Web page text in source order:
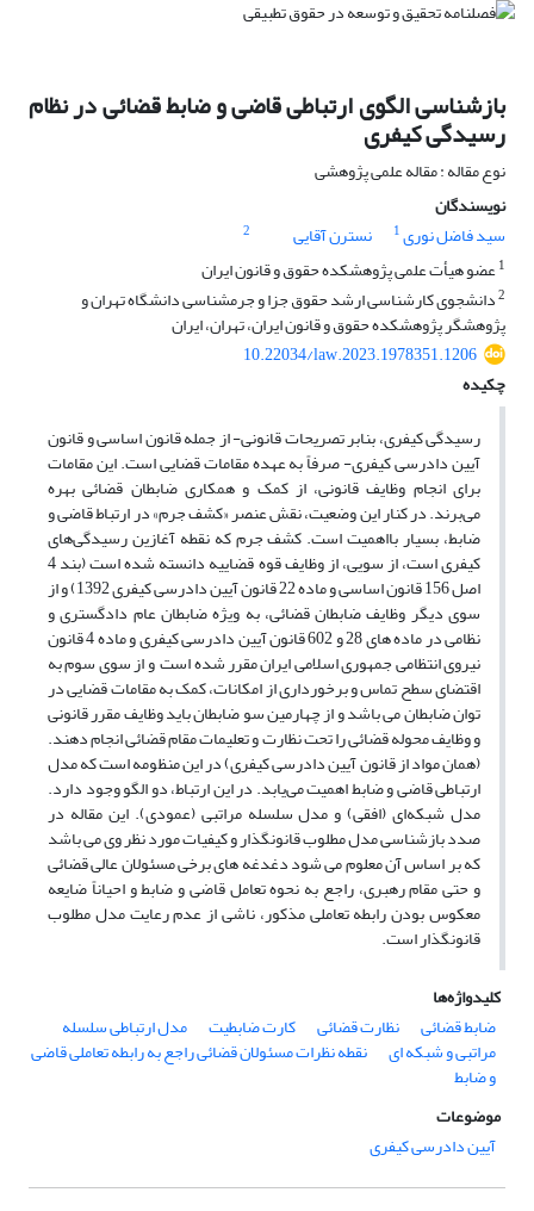
بازشناسی الگوی ارتباطی قاضی و ضابط قضائی در نظام
رسیدگی کیفری
نوع مقاله : مقاله علمی پژوهشی
نویسندگان
سید فاضل نوری1 نسترن آقایی
2
1عضو هیأت علمی پژوهشکده حقوق و قانون ایران
2دانشجوی کارشناسی ارشد حقوق جزا و جرمشناسی دانشگاه تهران و
پژوهشگر پژوهشکده حقوق و قانون ایران، تهران، ایران
10.22034/law.2023.1978351.1206
چکیده
رسیدگی کیفری، بنابر تصریحات قانونی- از جمله قانون اساسی و قانون
آیین دادرسی کیفری- صرفاً به عهده مقامات قضایی است. این مقامات
برای انجام وظایف قانونی، از کمک و همکاری ضابطان قضائی بهره
می‌برند. در کنار این وضعیت، نقش عنصر «کشف جرم» در ارتباط قاضی و
ضابط، بسیار بااهمیت است. کشف جرم که نقطه آغازین رسیدگی‌های
کیفری است، از سویی، از وظایف قوه قضاییه دانسته شده است (بند 4
اصل 156 قانون اساسی و ماده 22 قانون آیین دادرسی کیفری 1392) و از
سوی دیگر وظایف ضابطان قضائی، به ویژه ضابطان عام دادگستری و
نظامی در ماده های 28 و 602 قانون آیین دادرسی کیفری و ماده 4 قانون
نیروی انتظامی جمهوری اسلامی ایران مقرر شده است و از سوی سوم به
اقتضای سطح تماس و برخورداری از امکانات، کمک به مقامات قضایی در
توان ضابطان می باشد و از چهارمین سو ضابطان باید وظایف مقرر قانونی
و وظایف محوله قضائی را تحت نظارت و تعلیمات مقام قضائی انجام دهند.
(همان مواد از قانون آیین دادرسی کیفری) در این منظومه است که مدل
ارتباطی قاضی و ضابط اهمیت می‌یابد. در این ارتباط، دو الگو وجود دارد.
مدل شبکه‌ای (افقی) و مدل سلسله مراتبی (عمودی). این مقاله در
صدد بازشناسی مدل مطلوب قانونگذار و کیفیات مورد نظر وی می باشد
که بر اساس آن معلوم می شود دغدغه های برخی مسئولان عالی قضائی
و حتی مقام رهبری، راجع به نحوه تعامل قاضی و ضابط و احیاناً ضایعه
معکوس بودن رابطه تعاملی مذکور، ناشی از عدم رعایت مدل مطلوب
قانونگذار است.
کلیدواژه‌ها
ضابط قضائی
نظارت قضائی کارت ضابطیت مدل ارتباطی سلسله
مراتبی و شبکه ای نقطه نظرات مسئولان قضائی راجع به رابطه تعاملی قاضی
و ضابط
موضوعات
آیین دادرسی کیفری